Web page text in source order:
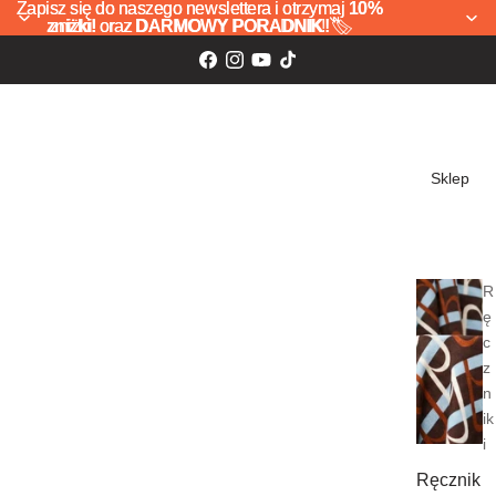
Zapisz się do naszego newslettera i otrzymaj 10%
zniżki! oraz DARMOWY PORADNIK!🏷️
Zapisz się do naszego newslettera i otrzymaj 10%
zniżki! oraz DARMOWY PORADNIK! 🏷️
Sklep
R
ę
c
z
n
ik
i
Ręcznik